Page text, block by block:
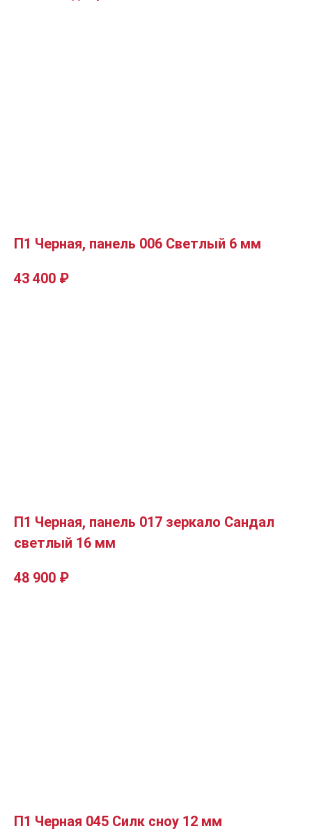
П1 Черная, панель 006 Светлый 6 мм
43 400 ₽
П1 Черная, панель 017 зеркало Сандал
светлый 16 мм
48 900 ₽
П1 Черная 045 Силк сноу 12 мм